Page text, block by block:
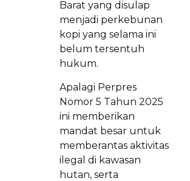
Barat yang disulap
menjadi perkebunan
kopi yang selama ini
belum tersentuh
hukum.
Apalagi Perpres
Nomor 5 Tahun 2025
ini memberikan
mandat besar untuk
memberantas aktivitas
ilegal di kawasan
hutan, serta